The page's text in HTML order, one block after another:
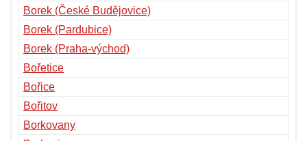
Borek (České Budějovice)
Borek (Pardubice)
Borek (Praha-východ)
Bořetice
Bořice
Bořitov
Borkovany